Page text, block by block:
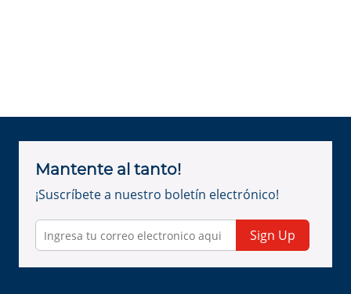
Mantente al tanto!
¡Suscríbete a nuestro boletín electrónico!
Sign Up